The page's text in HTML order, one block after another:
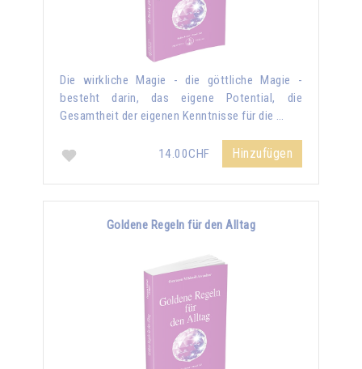
Die wirkliche Magie - die göttliche Magie -
besteht darin, das eigene Potential, die
Gesamtheit der eigenen Kenntnisse für die …
14.00CHF Hinzufügen
Goldene Regeln für den Alltag